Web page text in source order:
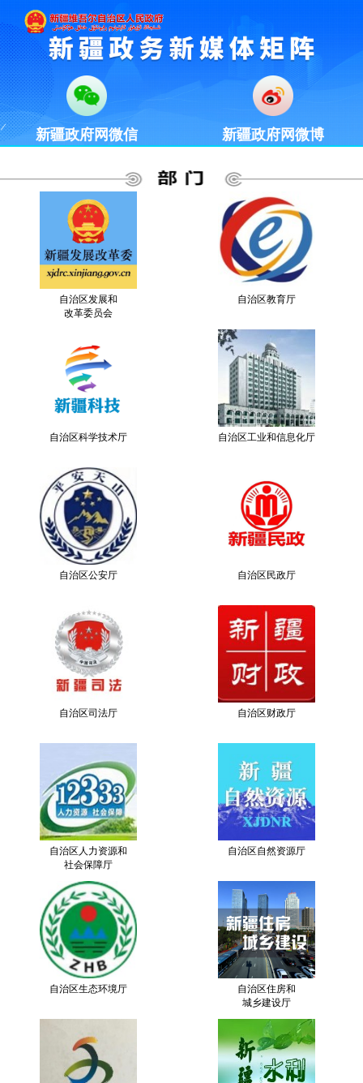
新疆政府网微信 新疆政府网微博
自治区发展和
改革委员会
自治区教育厅
自治区科学技术厅 自治区工业和信息化厅
自治区公安厅 自治区民政厅
自治区司法厅 自治区财政厅
自治区人力资源和
社会保障厅
自治区自然资源厅
自治区生态环境厅
自治区住房和
城乡建设厅